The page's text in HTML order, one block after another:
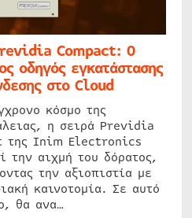
Compact: Ο
οδηγός εγκατάστασης
στο Cloud
κόσμο της
η σειρά Previdia
της Inim Electronics
την αιχμή του δόρατος,
την αξιοπιστία με
καινοτομία. Σε αυτό
θα ανα…